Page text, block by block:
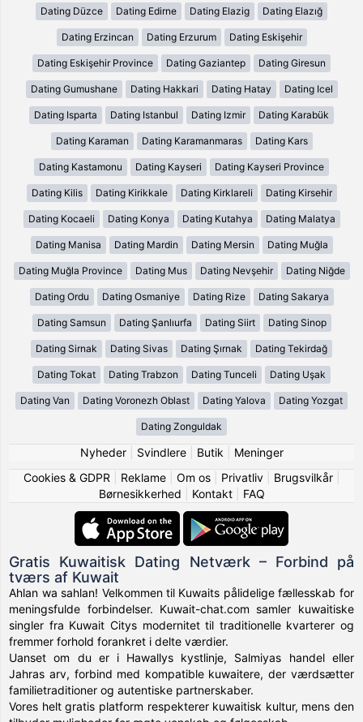
Dating Düzce Dating Edirne Dating Elazig Dating Elazığ
Dating Erzincan Dating Erzurum Dating Eskişehir
Dating Eskişehir Province Dating Gaziantep Dating Giresun
Dating Gumushane Dating Hakkari Dating Hatay Dating Icel
Dating Isparta Dating Istanbul Dating Izmir Dating Karabük
Dating Karaman Dating Karamanmaras Dating Kars
Dating Kastamonu Dating Kayseri Dating Kayseri Province
Dating Kilis Dating Kirikkale Dating Kirklareli Dating Kirsehir
Dating Kocaeli Dating Konya Dating Kutahya Dating Malatya
Dating Manisa Dating Mardin Dating Mersin Dating Muğla
Dating Muğla Province Dating Mus Dating Nevşehir Dating Niğde
Dating Ordu Dating Osmaniye Dating Rize Dating Sakarya
Dating Samsun Dating Şanlıurfa Dating Siirt Dating Sinop
Dating Sirnak Dating Sivas Dating Şırnak Dating Tekirdağ
Dating Tokat Dating Trabzon Dating Tunceli Dating Uşak
Dating Van Dating Voronezh Oblast Dating Yalova Dating Yozgat
Dating Zonguldak
Nyheder| Svindlere| Butik
Meninger
Cookies & GDPR
Reklame| Om os| Privatliv| Brugsvilkår|
Børnesikkerhed
Kontakt| FAQ
Gratis Kuwaitisk Dating Netværk – Forbind på
tværs af Kuwait
Ahlan wa sahlan! Velkommen til Kuwaits pålidelige fællesskab for
meningsfulde forbindelser. Kuwait-chat.com samler kuwaitiske
singler fra Kuwait Citys modernitet til traditionelle kvarterer og
fremmer forhold forankret i delte værdier.
Uanset om du er i Hawallys kystlinje, Salmiyas handel eller
Jahras arv, forbind med kompatible kuwaitere, der værdsætter
familietraditioner og autentiske partnerskaber.
Vores helt gratis platform respekterer kuwaitisk kultur, mens den